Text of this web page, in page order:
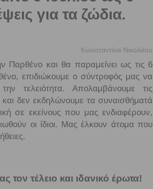
για τα ζώδια.
Κωνσταντίνα Νικολάου
Παρθένο και θα παραμείνει ως τις 6
επιδιώκουμε ο σύντροφός μας να
τελειότητα. Απολαμβάνουμε τις
και δεν εκδηλώνουμε τα συναισθήματά
σε εκείνους που μας ενδιαφέρουν,
οι ίδιοι. Μας έλκουν άτομα που
τέλειο και ιδανικό έρωτα!